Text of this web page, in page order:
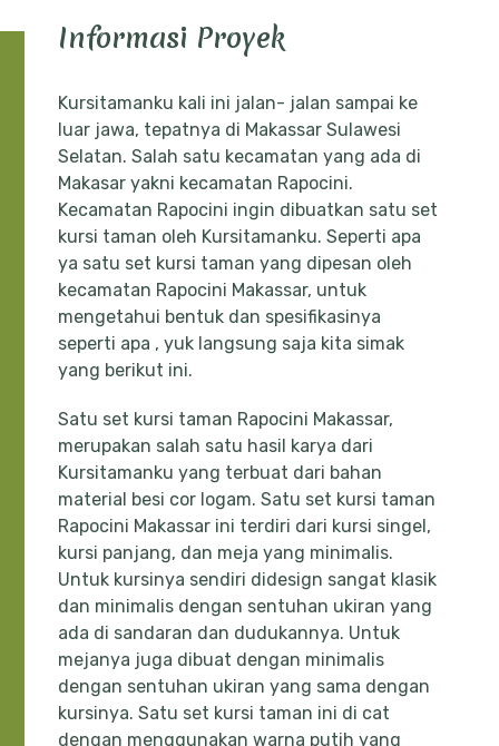
Informasi Proyek
Kursitamanku kali ini jalan- jalan sampai ke
luar jawa, tepatnya di Makassar Sulawesi
Selatan. Salah satu kecamatan yang ada di
Makasar yakni kecamatan Rapocini.
Kecamatan Rapocini ingin dibuatkan satu set
kursi taman oleh Kursitamanku. Seperti apa
ya satu set kursi taman yang dipesan oleh
kecamatan Rapocini Makassar, untuk
mengetahui bentuk dan spesifikasinya
seperti apa , yuk langsung saja kita simak
yang berikut ini.
Satu set kursi taman Rapocini Makassar,
merupakan salah satu hasil karya dari
Kursitamanku yang terbuat dari bahan
material besi cor logam. Satu set kursi taman
Rapocini Makassar ini terdiri dari kursi singel,
kursi panjang, dan meja yang minimalis.
Untuk kursinya sendiri didesign sangat klasik
dan minimalis dengan sentuhan ukiran yang
ada di sandaran dan dudukannya. Untuk
mejanya juga dibuat dengan minimalis
dengan sentuhan ukiran yang sama dengan
kursinya. Satu set kursi taman ini di cat
dengan menggunakan warna putih yang